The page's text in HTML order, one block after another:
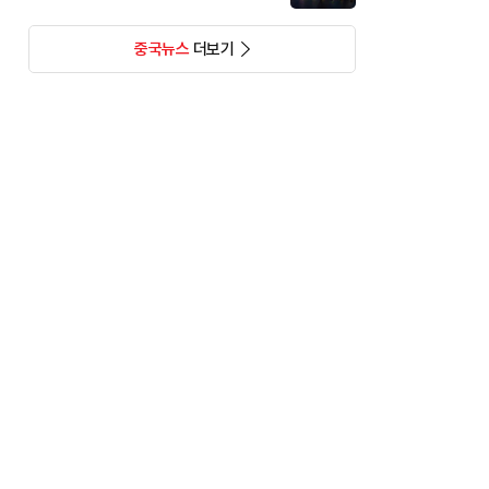
중국뉴스더보기